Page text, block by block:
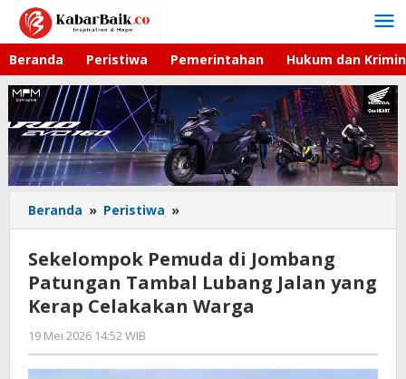
Lewati
konten
Beranda Peristiwa Pemerintahan Hukum dan
Beranda » Peristiwa »
Pemuda
Jombang
Patungan
Tambal
Sekelompok Pemuda di Jombang
Patungan Tambal Lubang Jalan yang
Kerap Celakakan Warga
19 Mei 2026 14:52 WIB
Imam
WD